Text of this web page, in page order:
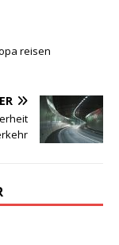
reisen